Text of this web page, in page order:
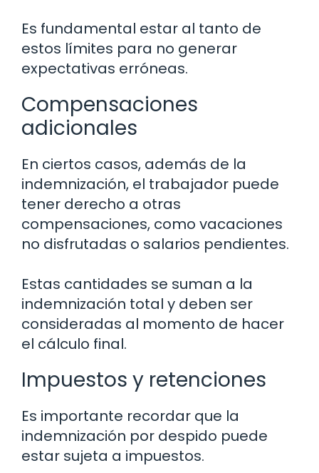
Es fundamental estar al tanto de
estos límites para no generar
expectativas erróneas.
Compensaciones
adicionales
En ciertos casos, además de la
indemnización, el trabajador puede
tener derecho a otras
compensaciones, como vacaciones
no disfrutadas o salarios pendientes.
Estas cantidades se suman a la
indemnización total y deben ser
consideradas al momento de hacer
el cálculo final.
Impuestos y retenciones
Es importante recordar que la
indemnización por despido puede
estar sujeta a impuestos.